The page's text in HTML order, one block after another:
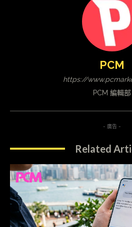
PCM
https://
PCM 編輯部
- 廣告 -
Related